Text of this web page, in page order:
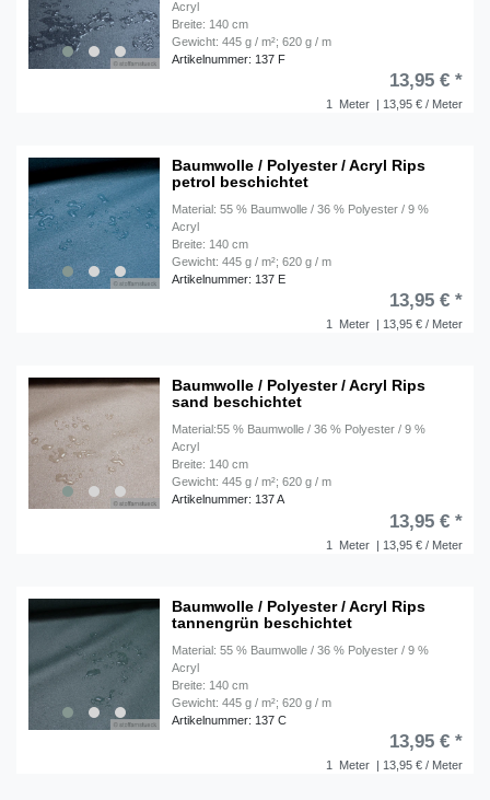
Acryl
Breite: 140 cm
Gewicht: 445 g / m²; 620 g / m
Artikelnummer: 137 F
1 Meter | 13,95 € / Meter
13,95 € *
Baumwolle / Polyester / Acryl Rips
petrol beschichtet
Material: 55 % Baumwolle / 36 % Polyester / 9 %
Acryl
Breite: 140 cm
Gewicht: 445 g / m²; 620 g / m
Artikelnummer: 137 E
1 Meter | 13,95 € / Meter
13,95 € *
Baumwolle / Polyester / Acryl Rips
sand beschichtet
Material:55 % Baumwolle / 36 % Polyester / 9 %
Acryl
Breite: 140 cm
Gewicht: 445 g / m²; 620 g / m
Artikelnummer: 137 A
1 Meter | 13,95 € / Meter
13,95 € *
Baumwolle / Polyester / Acryl Rips
tannengrün beschichtet
Material: 55 % Baumwolle / 36 % Polyester / 9 %
Acryl
Breite: 140 cm
Gewicht: 445 g / m²; 620 g / m
Artikelnummer: 137 C
1 Meter | 13,95 € / Meter
13,95 € *